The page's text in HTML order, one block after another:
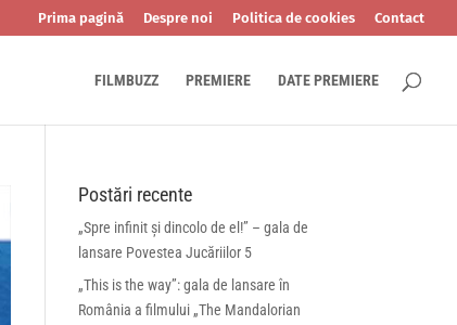
Prima pagină Despre noi Politica de cookies Contact
FILMBUZZ PREMIERE DATE PREMIERE
Postări recente
„Spre infinit și dincolo de el!” – gala de
lansare Povestea Jucăriilor 5
„This is the way”: gala de lansare în
România a filmului „The Mandalorian